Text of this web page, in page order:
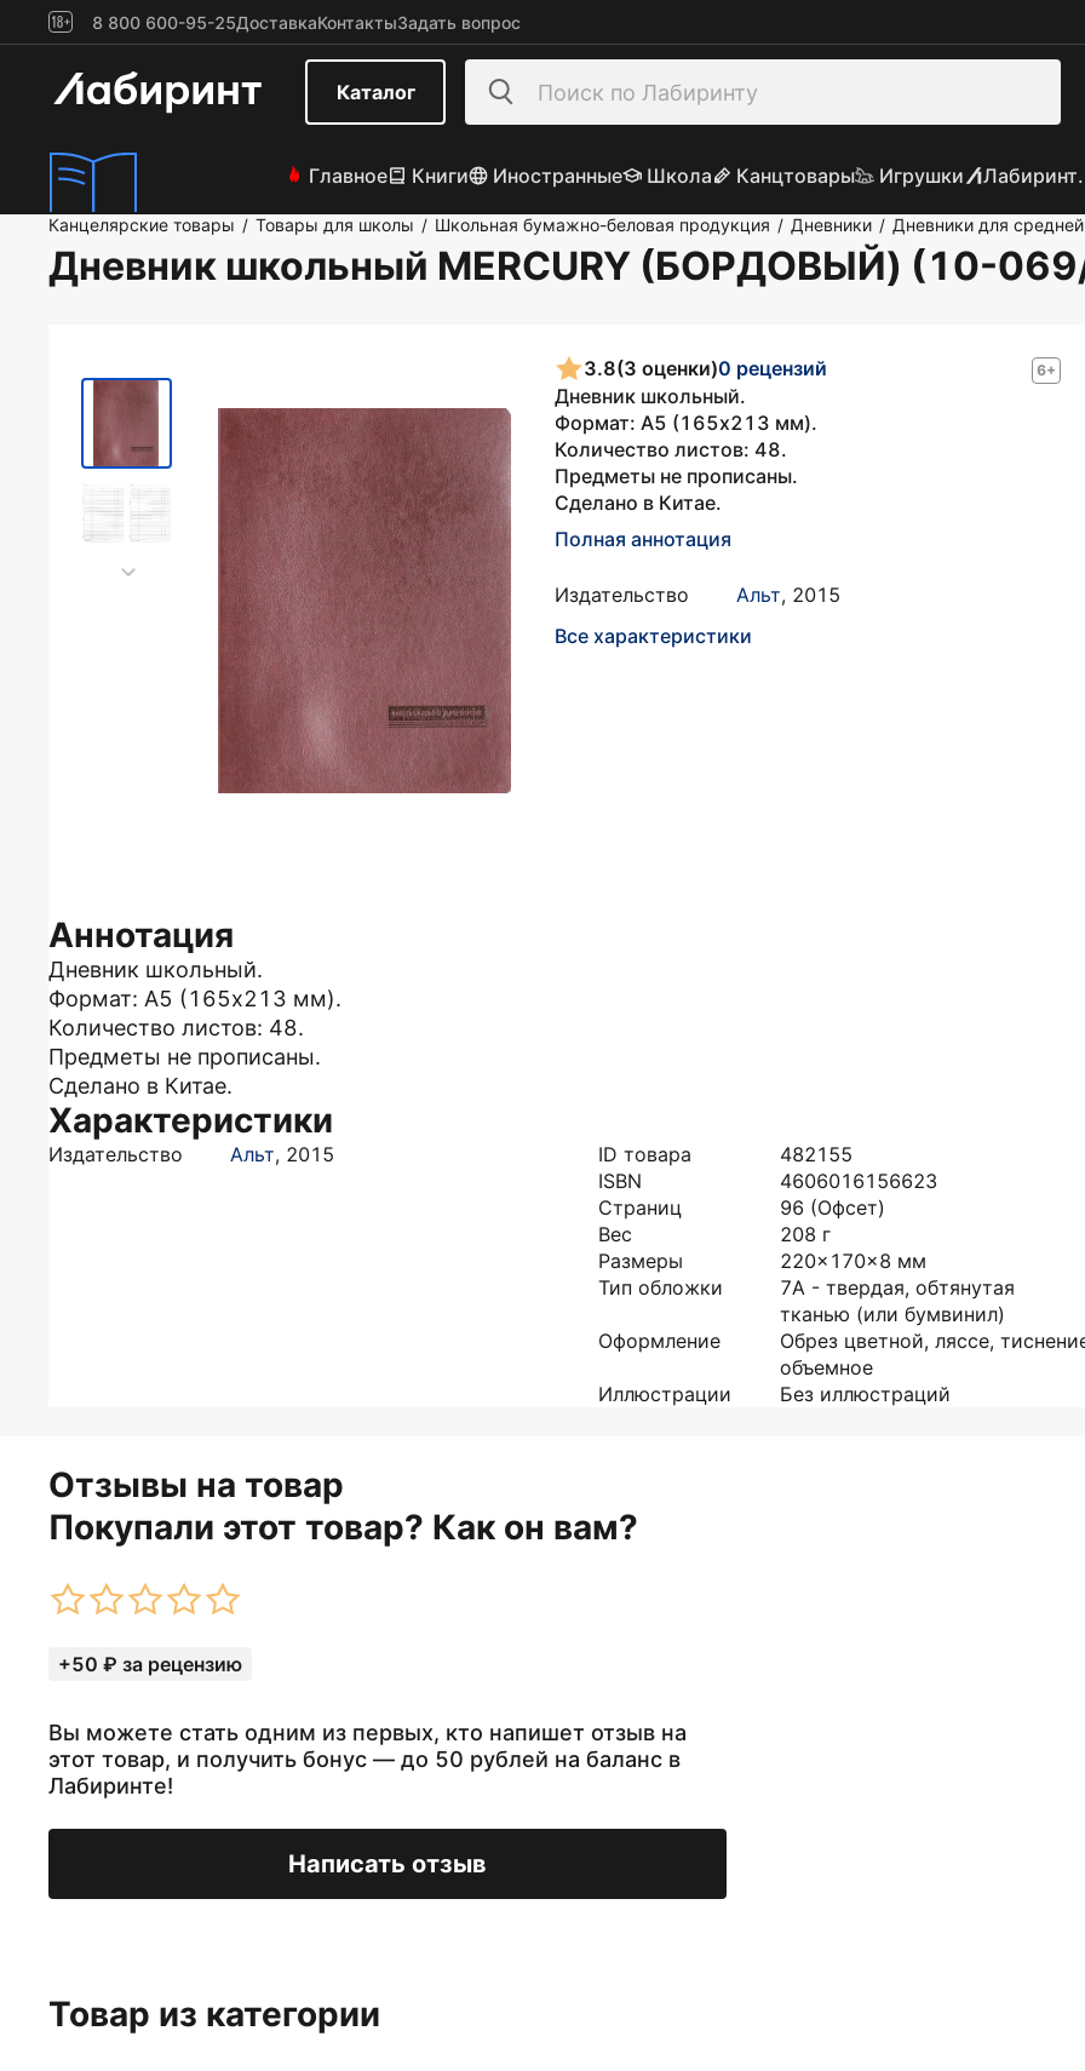
8 800 600-95-25ДоставкаКонтактыЗадать вопрос
Каталог
Главное Книги Иностранные Школа Канцтовары Игрушки
Канцелярские товары / Товары для школы / Школьная бумажно-беловая продукция / Дневники / Дневники для
Дневник школьный MERCURY (БОРДОВЫЙ) (10-
6+
3.8(3 оценки)0 рецензий
Дневник школьный.
Формат: А5 (165х213 мм).
Количество листов: 48.
Предметы не прописаны.
Сделано в Китае.
Полная аннотация
Издательство Альт, 2015
Все характеристики
Аннотация
Дневник школьный.
Формат: А5 (165х213 мм).
Количество листов: 48.
Предметы не прописаны.
Сделано в Китае.
Характеристики
Издательство Альт, 2015 ID товара
482155
ISBN
4606016156623
Страниц
96 (Офсет)
Вес
208 г
Размеры
220x170x8 мм
Тип обложки
7А - твердая, обтянутая
тканью (или бумвинил)
Оформление
Обрез цветной, ляссе,
объемное
Иллюстрации
Без иллюстраций
Отзывы на товар
Покупали этот товар? Как он вам?
+50 ₽ за рецензию
Вы можете стать одним из первых, кто напишет отзыв на
этот товар, и получить бонус — до 50 рублей на баланс в
Лабиринте!
Написать отзыв
Товар из категории